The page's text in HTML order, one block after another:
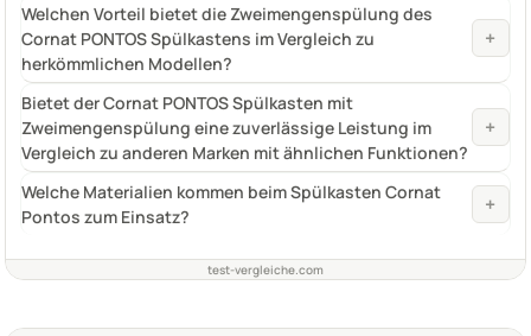
Welchen Vorteil bietet die Zweimengenspülung des
Cornat PONTOS Spülkastens im Vergleich zu
herkömmlichen Modellen?
+
Bietet der Cornat PONTOS Spülkasten mit
Zweimengenspülung eine zuverlässige Leistung im
Vergleich zu anderen Marken mit ähnlichen Funktionen?
+
Welche Materialien kommen beim Spülkasten Cornat
Pontos zum Einsatz?
+
test-vergleiche.com